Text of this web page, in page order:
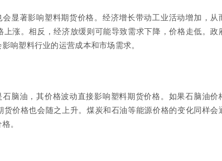
显著影响塑料期货价格。经济增长带动工业活动增加，从
涨。相反，经济放缓则可能导致需求下降，价格走低。政
响塑料行业的运营成本和市场需求。
脑油，其价格波动直接影响塑料期货价格。如果石脑油价
价格也会随之上升。煤炭和石油等能源价格的变化同样会
。